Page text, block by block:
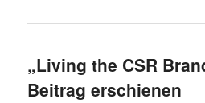
„Living the CSR
Beitrag erschienen